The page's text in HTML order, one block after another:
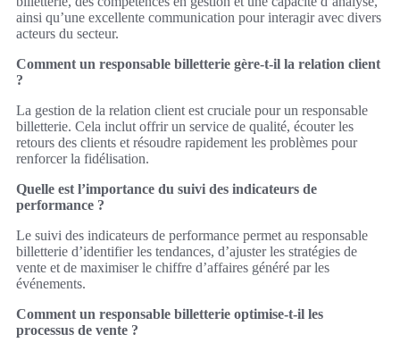
ainsi qu’une excellente communication pour interagir avec divers
acteurs du secteur.
Comment un responsable billetterie gère-t-il la relation client
?
La gestion de la relation client est cruciale pour un responsable
billetterie. Cela inclut offrir un service de qualité, écouter les
retours des clients et résoudre rapidement les problèmes pour
renforcer la fidélisation.
Quelle est l’importance du suivi des indicateurs de
performance ?
Le suivi des indicateurs de performance permet au responsable
billetterie d’identifier les tendances, d’ajuster les stratégies de
vente et de maximiser le chiffre d’affaires généré par les
événements.
Comment un responsable billetterie optimise-t-il les
processus de vente ?